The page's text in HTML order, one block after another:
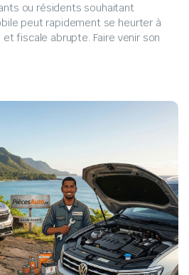
ou résidents souhaitant
peut rapidement se heurter à
fiscale abrupte. Faire venir son